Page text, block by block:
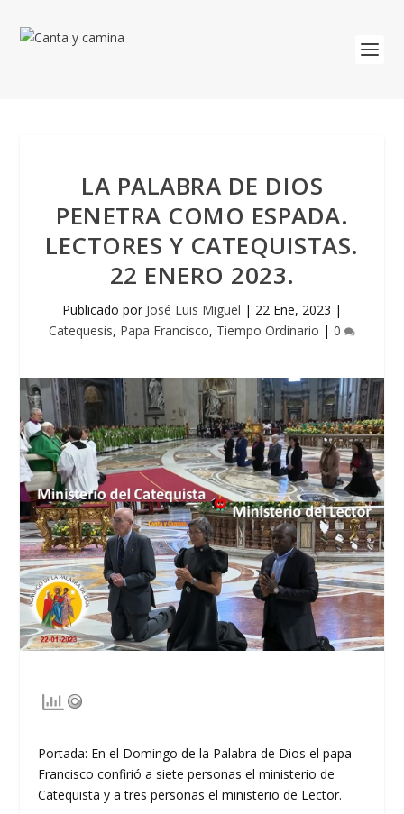
LA PALABRA DE DIOS
PENETRA COMO ESPADA.
LECTORES Y CATEQUISTAS.
22 ENERO 2023.
Publicado por José Luis Miguel | 22 Ene, 2023 |
Catequesis, Papa Francisco, Tiempo Ordinario | 0
Portada: En el Domingo de la Palabra de Dios el papa
Francisco confirió a siete personas el ministerio de
Catequista y a tres personas el ministerio de Lector.